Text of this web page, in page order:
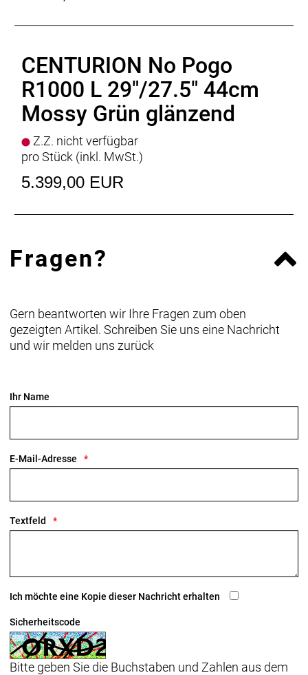
: 26,4kg
CENTURION No Pogo
R1000 L 29"/27.5" 44cm
Mossy Grün glänzend
Z.Z. nicht verfügbar
pro Stück (inkl. MwSt.)
5.399,00 EUR
Fragen?
Gern beantworten wir Ihre Fragen zum oben
gezeigten Artikel. Schreiben Sie uns eine Nachricht
und wir melden uns zurück
Ihr Name
E-Mail-Adresse
Textfeld
Ich möchte eine Kopie dieser Nachricht erhalten
Sicherheitscode
Bitte geben Sie die Buchstaben und Zahlen aus dem